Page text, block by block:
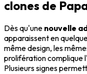
clones de
Dès qu'une nouvelle
apparaissent en
même design, les
prolifération complique
Plusieurs signes